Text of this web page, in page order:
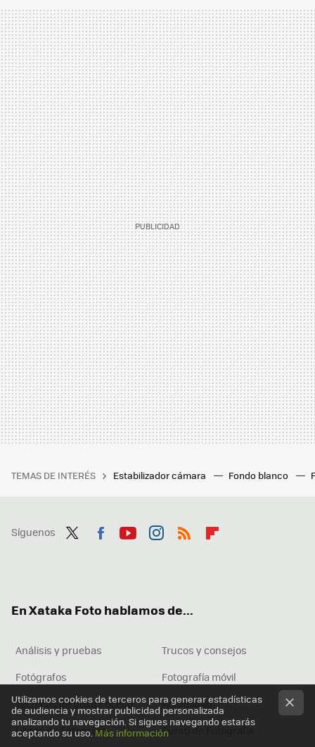
TEMAS DE INTERÉS Estabilizador cámara Fondo blanco
Síguenos
En Xataka Foto hablamos de...
Análisis y pruebas
Trucos y consejos
Fotógrafos
Fotografía móvil
Técnicas de postproceso
Actualidad
Libros de Fotografía
Curso de Fotografía
Utilizamos cookies de terceros para generar estadísticas
de audiencia y mostrar publicidad personalizada
analizando tu navegación. Si sigues navegando estarás
aceptando su uso. Más información